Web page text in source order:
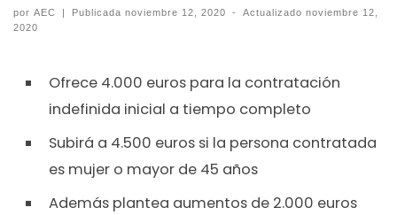
por AEC | Publicadanoviembre 12, 2020 - Actualizadonoviembre 12,
2020
Ofrece 4.000 euros para la contratación
indefinida inicial a tiempo completo
Subirá a 4.500 euros si la persona contratada
es mujer o mayor de 45 años
Además plantea aumentos de 2.000 euros